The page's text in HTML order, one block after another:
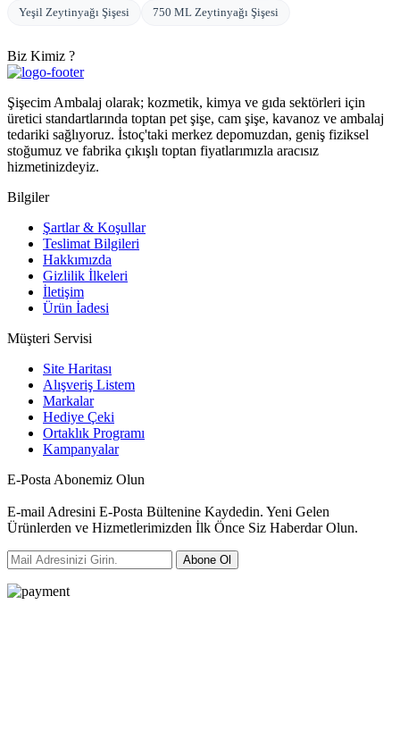
Yeşil Zeytinyağı Şişesi
750 ML Zeytinyağı Şişesi
Biz Kimiz ?
Şişecim Ambalaj olarak; kozmetik, kimya ve gıda sektörleri için
üretici standartlarında toptan pet şişe, cam şişe, kavanoz ve ambalaj
tedariki sağlıyoruz. İstoç'taki merkez depomuzdan, geniş fiziksel
stoğumuz ve fabrika çıkışlı toptan fiyatlarımızla aracısız
hizmetinizdeyiz.
Bilgiler
Şartlar & Koşullar
Teslimat Bilgileri
Hakkımızda
Gizlilik İlkeleri
İletişim
Ürün İadesi
Müşteri Servisi
Site Haritası
Alışveriş Listem
Markalar
Hediye Çeki
Ortaklık Programı
Kampanyalar
E-Posta Abonemiz Olun
E-mail Adresini E-Posta Bültenine Kaydedin. Yeni Gelen
Ürünlerden ve Hizmetlerimizden İlk Önce Siz Haberdar Olun.
Abone Ol